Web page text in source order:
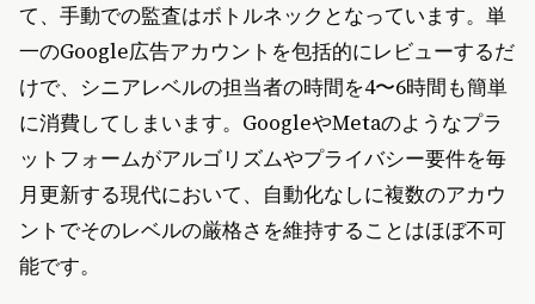
て、手動での監査はボトルネックとなっています。単
一のGoogle広告アカウントを包括的にレビューするだ
けで、シニアレベルの担当者の時間を4〜6時間も簡単
に消費してしまいます。GoogleやMetaのようなプラ
ットフォームがアルゴリズムやプライバシー要件を毎
月更新する現代において、自動化なしに複数のアカウ
ントでそのレベルの厳格さを維持することはほぼ不可
能です。